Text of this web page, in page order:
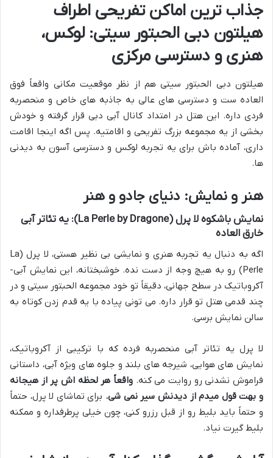
جذاب ترین اماکن تفریحی اطراف
هیلتون دبی الحبتور سیتی: لوکس،
هنری و دسترسی مرکزی
هیلتون دبی الحبتور سیتی هم از نظر موقعیت مکانی واقعاً فوق
العاده ست و دسترسی های عالی به جاذبه های خاص و منحصربه
فردی داره. این هتل در امتداد کانال آبی دبی قرار گرفته و خودش
بخشی از یه مجموعه بزرگ تفریحی و اقامتیه. پس اگه اینجا اقامت
داری، آماده باش برای یه تجربه لوکس و دسترسی آسون به دیدنی
ها.
هنر و نمایش: دنیای جادو و هنر
نمایش باشکوه لا پرل (La Perle by Dragone): یه تئاتر آبی
خارق العاده
اگه به دنبال یه تجربه هنری و نمایشی بی نظیر هستی، لا پرل (La
Perle) رو به هیچ وجه از دست نده. خوشبختانه، این نمایش آبی-
آکروباتیک در سطح جهانی، دقیقاً تو خود مجموعه الحبتور سیتی و در
چند قدمی هتل تو قرار داره. می تونی پیاده با یه قدم زدن کوتاه به
سالن نمایش برسی.
لا پرل یه تئاتر آبی منحصربه فرده که با ترکیبی از آکروباتیک،
نمایش های هوایی، شیرجه های بلند و جلوه های ویژه آبی، داستانی
فراموش نشدنی رو روایت می کنه. واقعاً هر لحظه اش پر از هیجانه
و بهت قول میدم از دیدنش سیر نمی شی. برای تماشای لا پرل، حتماً
و حتماً باید بلیط رو از قبل رزرو کنی، چون خیلی پرطرفداره و ممکنه
بلیط گیرت نیاد.